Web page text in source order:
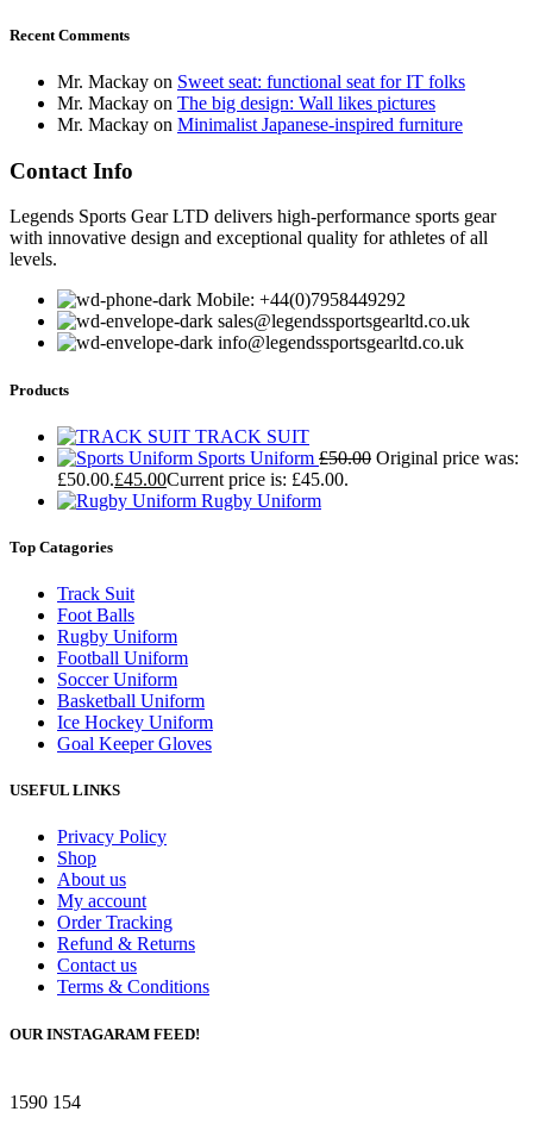
Recent Comments
Mr. Mackay on Sweet seat: functional seat for IT folks
Mr. Mackay on The big design: Wall likes pictures
Mr. Mackay on Minimalist Japanese-inspired furniture
Contact Info
Legends Sports Gear LTD delivers high-performance sports gear
with innovative design and exceptional quality for athletes of all
levels.
Mobile: +44(0)7958449292
sales@legendssportsgearltd.co.uk
info@legendssportsgearltd.co.uk
Products
TRACK SUIT
Sports Uniform £50.00 Original price was:
£50.00.£45.00Current price is: £45.00.
Rugby Uniform
Top Catagories
Track Suit
Foot Balls
Rugby Uniform
Football Uniform
Soccer Uniform
Basketball Uniform
Ice Hockey Uniform
Goal Keeper Gloves
USEFUL LINKS
Privacy Policy
Shop
About us
My account
Order Tracking
Refund & Returns
Contact us
Terms & Conditions
OUR INSTAGARAM FEED!
1590 154